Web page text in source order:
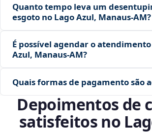
Quanto tempo leva um
esgoto no Lago Azul, Manaus‑AM?
É possível agendar o
Azul, Manaus‑AM?
Quais formas de pagamento são
Depoimentos de
satisfeitos no